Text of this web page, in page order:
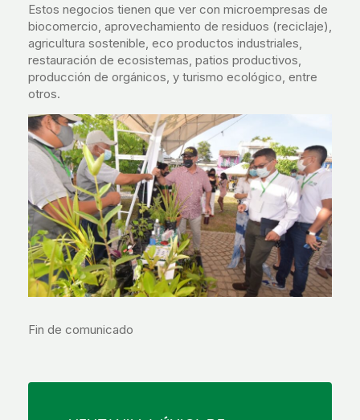
Estos negocios tienen que ver con microempresas de
biocomercio, aprovechamiento de residuos (reciclaje),
agricultura sostenible, eco productos industriales,
restauración de ecosistemas, patios productivos,
producción de orgánicos, y turismo ecológico, entre
otros.
Fin de comunicado